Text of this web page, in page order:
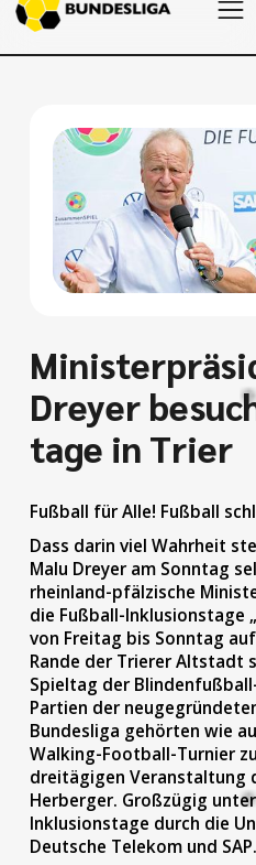
Dreyer
tage in Trier
Fußball für Alle! Fußball
Dass darin viel Wahrheit
Malu Dreyer am Sonntag
rheinland-pfälzische
die Fußball-Inklusionstage
von Freitag bis Sonntag
Rande der Trierer Altstadt
Spieltag der
Partien der
Bundesliga gehörten wie
Walking-Football-Turnier
dreitägigen Veranstaltung
Herberger. Großzügig
Inklusionstage durch die
Deutsche Telekom und SAP.